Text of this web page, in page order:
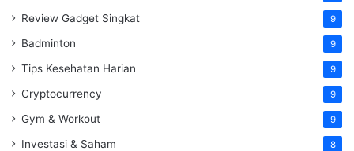
Review Gadget Singkat 9
Badminton 9
Tips Kesehatan Harian 9
Cryptocurrency 9
Gym & Workout 9
Investasi & Saham 8